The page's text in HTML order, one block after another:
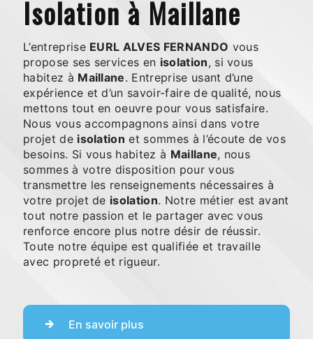
isolation à Maillane
L’entreprise EURL ALVES FERNANDO vous
propose ses services en isolation, si vous
habitez à Maillane. Entreprise usant d’une
expérience et d’un savoir-faire de qualité, nous
mettons tout en oeuvre pour vous satisfaire.
Nous vous accompagnons ainsi dans votre
projet de isolation et sommes à l’écoute de vos
besoins. Si vous habitez à Maillane, nous
sommes à votre disposition pour vous
transmettre les renseignements nécessaires à
votre projet de isolation. Notre métier est avant
tout notre passion et le partager avec vous
renforce encore plus notre désir de réussir.
Toute notre équipe est qualifiée et travaille
avec propreté et rigueur.
En savoir plus